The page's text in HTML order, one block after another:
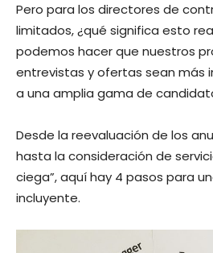
Pero para los directores de
limitados, ¿qué significa esto
podemos hacer que nuestros
entrevistas y ofertas sean más
a una amplia gama de
Desde la reevaluación de los
hasta la consideración de
ciega”, aquí hay 4 pasos para
incluyente.